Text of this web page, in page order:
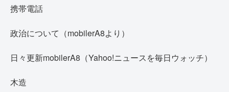
携帯電話
政治について（mobilerA8より）
日々更新mobilerA8（Yahoo!ニュースを毎日ウォッチ）
木造